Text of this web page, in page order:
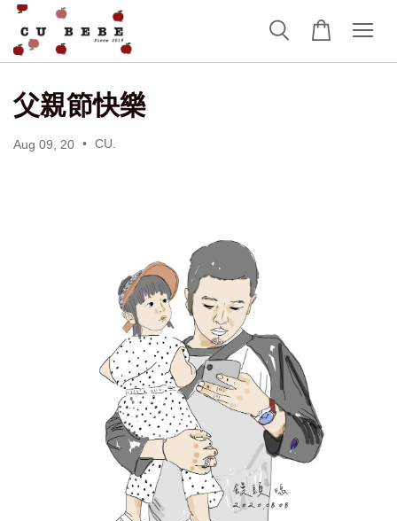
父親節快樂
Aug 09, 20 • CU.